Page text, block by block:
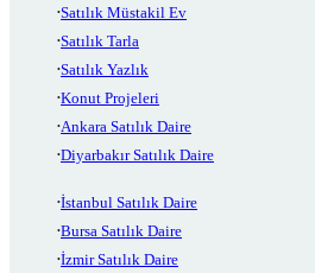
Satılık Müstakil Ev
Satılık Tarla
Satılık Yazlık
Konut Projeleri
Ankara Satılık Daire
Diyarbakır Satılık Daire
İstanbul Satılık Daire
Bursa Satılık Daire
İzmir Satılık Daire